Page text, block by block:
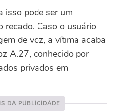
isso pode ser um
recado. Caso o usuário
de voz, a vítima acaba
A.27, conhecido por
privados em